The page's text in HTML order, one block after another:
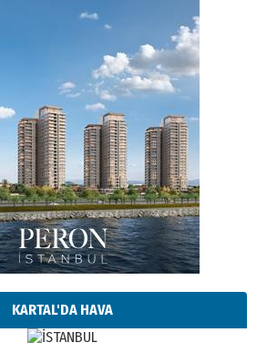
KARTAL'DA HAVA